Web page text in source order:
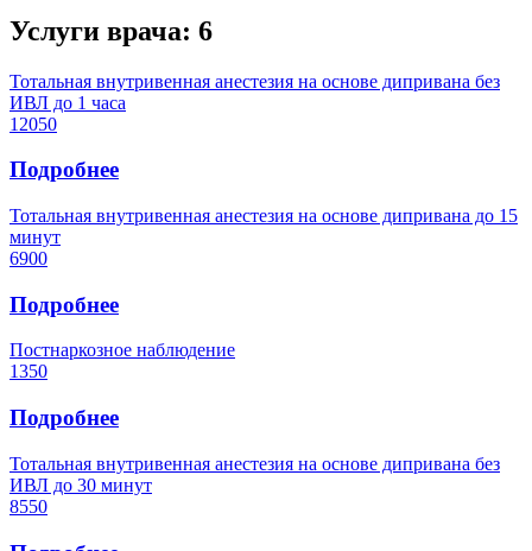
Услуги врача: 6
Тотальная внутривенная анестезия на основе дипривана без
ИВЛ до 1 часа
12050
Подробнее
Тотальная внутривенная анестезия на основе дипривана до 15
минут
6900
Подробнее
Постнаркозное наблюдение
1350
Подробнее
Тотальная внутривенная анестезия на основе дипривана без
ИВЛ до 30 минут
8550